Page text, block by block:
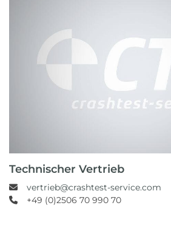
Technischer Vertrieb
vertrieb@crashtest-service.com
+49 (0)2506 70 990 70